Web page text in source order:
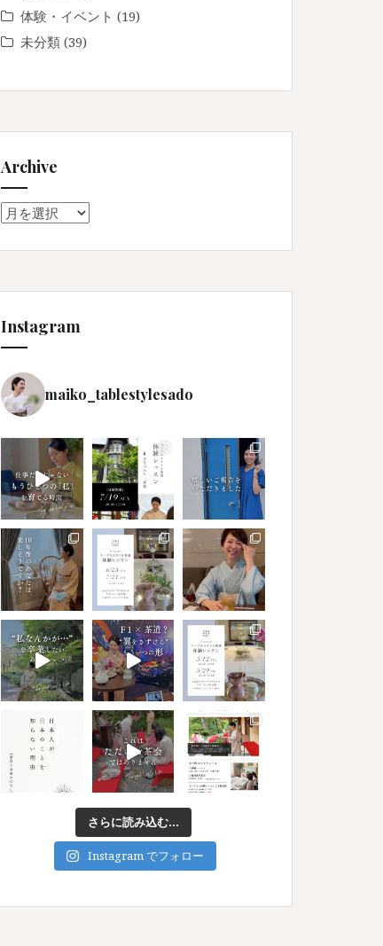
体験・イベント (19)
未分類 (39)
Archive
Archive
Instagram
maiko_tablestylesado
さらに読み込む...
Instagram でフォロー